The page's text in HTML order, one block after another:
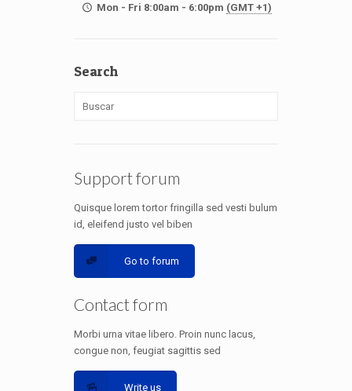
Mon - Fri 8:00am - 6:00pm (GMT +1)
Search
Support forum
Quisque lorem tortor fringilla sed vesti bulum
id, eleifend justo vel biben
Go to forum
Contact form
Morbi urna vitae libero. Proin nunc lacus,
congue non, feugiat sagittis sed
Write us